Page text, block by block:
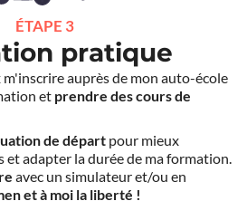
ÉTAPE 3
pratique
m'inscrire auprès de mon auto-école
et prendre des cours de
de départ pour mieux
et adapter la durée de ma formation.
avec un simulateur et/ou en
et à moi la liberté !